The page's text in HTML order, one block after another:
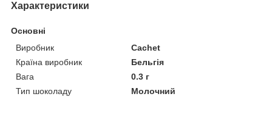
Характеристики
Основні
Виробник
Cachet
Країна виробник
Бельгія
Вага
0.3 г
Тип шоколаду
Молочний